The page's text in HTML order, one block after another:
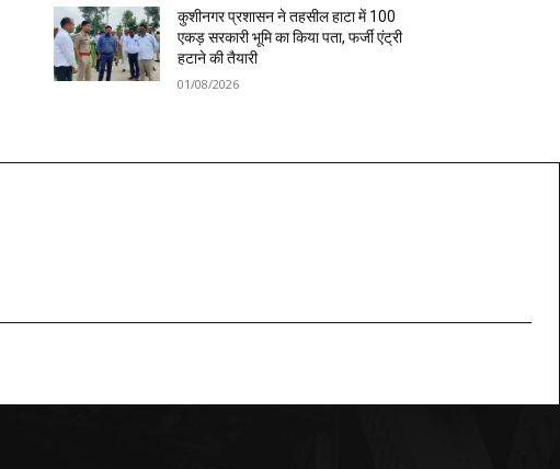
कुशीनगर प्रशासन ने तहसील हाटा में 100
एकड़ सरकारी भूमि का किया पता, फर्जी एंट्री
हटाने की तैयारी
01/08/2026